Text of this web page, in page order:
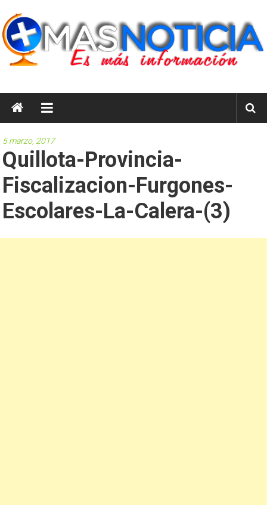
contenido
Es
5 marzo, 2017
Quillota-Provincia-
Fiscalizacion-Furgones-
Escolares-La-Calera-(3)